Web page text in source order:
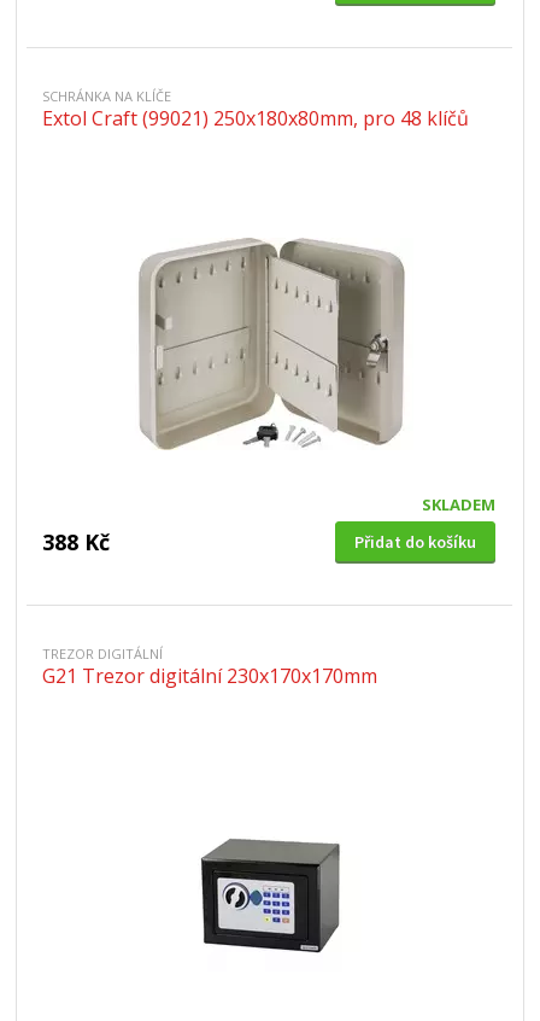
SCHRÁNKA NA KLÍČE
Extol Craft (99021) 250x180x80mm, pro 48 klíčů
SKLADEM
388 Kč Přidat do košíku
TREZOR DIGITÁLNÍ
G21 Trezor digitální 230x170x170mm